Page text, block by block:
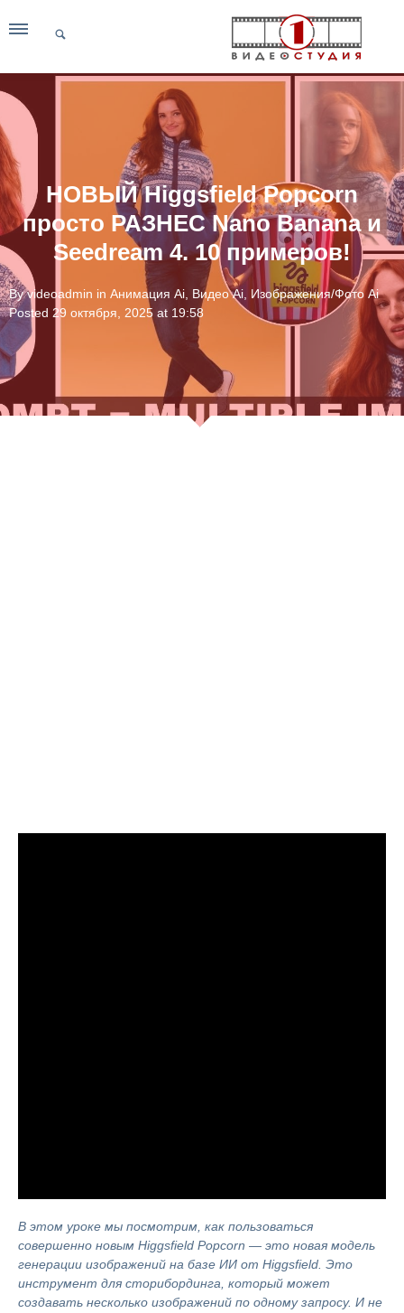
НОВЫЙ Higgsfield Popcorn
просто РАЗНЕС Nano Banana и
Seedream 4. 10 примеров!
By videoadmin in Анимация Ai Видео Ai Изображения/Фото Ai
Posted 29 октября, 2025 at 19:58
В этом уроке мы посмотрим, как пользоваться
совершенно новым Higgsfield Popcorn — это новая модель
генерации изображений на базе ИИ от Higgsfield. Это
инструмент для сторибординга, который может
создавать несколько изображений по одному запросу. И не